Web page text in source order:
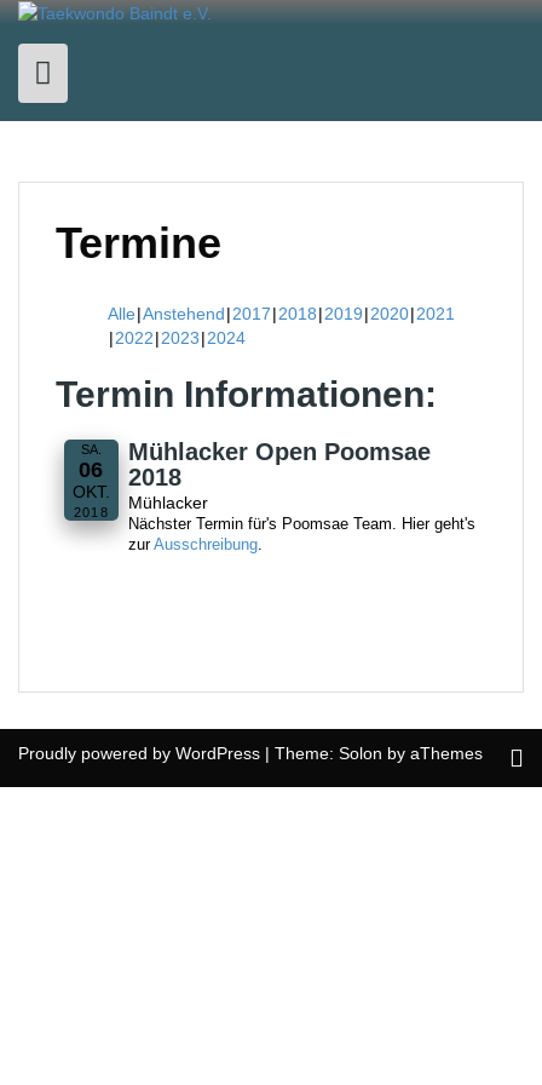
Skip
content
Termine
Alle Anstehend 2017 2018 2019 2020 2021
2022 2023 2024
Termin Informationen:
SA.
06
OKT.
2018
Mühlacker Open Poomsae
2018
Mühlacker
Nächster Termin für's Poomsae Team. Hier geht's
zurAusschreibung.
Proudly powered by WordPress | Theme: Solon by aThemes